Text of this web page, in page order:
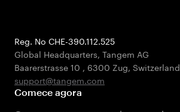
Reg. No CHE-390.112.525
Global Headquarters, Tangem AG
Baarerstrasse 10 , 6300 Zug, Switzerland
support@tangem.com
Comece agora